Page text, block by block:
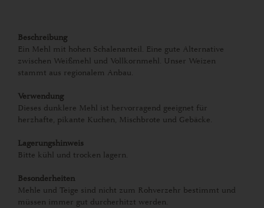
Beschreibung
Ein Mehl mit hohen Schalenanteil. Eine gute Alternative
zwischen Weißmehl und Vollkornmehl. Unser Weizen
stammt aus regionalem Anbau.
Verwendung
Dieses dunklere Mehl ist hervorragend geeignet für
herzhafte, pikante Kuchen, Mischbrote und Gebäcke.
Lagerungshinweis
Bitte kühl und trocken lagern.
Besonderheiten
Mehle und Teige sind nicht zum Rohverzehr bestimmt und
müssen immer gut durcherhitzt werden.